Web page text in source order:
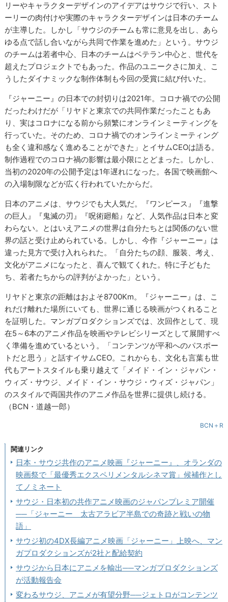
リーやキャラクターデザインのアイデアはサウジで行い、スト
ーリーの肉付けや実際のキャラクターデザインは日本のチーム
が主導した。しかし「サウジのチームも常に意見を出し、あら
ゆる点で話し合いながら共同で作業を進めた」という。サウジ
のチームは若者中心、日本のチームはベテラン中心と、世代を
超えたプロジェクトでもあった。作品のユニークさに加え、こ
うしたダイナミックな制作体制も今回の受賞に結び付いた。
『ジャーニー』の日本での封切りは2021年。コロナ禍での公開
だったわけだが「リヤドと東京での共同作業だったこともあ
り、実はコロナになる前から頻繁にオンラインミーティングを
行っていた。そのため、コロナ禍でのオンラインミーティング
も全く違和感なく進めることができた」とイサムCEOは語る。
制作過程でのコロナ禍の影響は最小限にとどまった。しかし、
当初の2020年の公開予定は1年遅れになった。各国で映画館へ
の入場制限などが広く行われていたからだ。
日本のアニメは、サウジでも大人気だ。『ワンピース』『進撃
の巨人』『鬼滅の刃』『呪術廻船』など、人気作品は日本と変
わらない。とはいえアニメの世界は自分たちとは関係のない世
界の話と受け止められている。しかし、今作『ジャーニー』は
違った見方で受け入れられた。「自分たちの顔、服装、考え、
文化がアニメになったと、喜んで観てくれた。特に子どもた
ち、若者たちからの評判がよかった」という。
リヤドと東京の距離はおよそ8700Km。『ジャーニー』は、こ
れだけ離れた場所にいても、世界に通じる映画がつくれること
を証明した。マンガプロダクションズでは、次回作として、現
在5～6本のアニメ作品を映画やテレビシリーズとして展開すべ
く準備を進めているという。「コンテンツが平和へのパスポー
トだと思う」と話すイサムCEO。これからも、文化も言葉も世
代もアートスタイルも乗り越えて「メイド・イン・ジャパン・
ウィズ・サウジ、メイド・イン・サウジ・ウィズ・ジャパン」
のスタイルで両国共作のアニメ作品を世界に提供し続ける。
（BCN・道越一郎）
BCN＋R
関連リンク
日本・サウジ共作のアニメ映画『ジャーニー』、オランダの
映画祭で「最優秀エクスペリメンタルシネマ賞」候補作とし
てノミネート
サウジ・日本初の共作アニメ映画のジャパンプレミア開催
──「ジャーニー 太古アラビア半島での奇跡と戦いの物
語」
サウジ初の4DX長編アニメ映画「ジャーニー」上映へ、マン
ガプロダクションズが2社と配給契約
サウジから日本にアニメを輸出──マンガプロダクションズ
が活動報告会
変わるサウジ、アニメが有望分野──ジェトロがコンテンツ